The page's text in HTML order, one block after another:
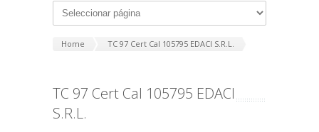
Home TC 97 Cert Cal 105795 EDACI S.R.L.
TC 97 Cert Cal 105795 EDACI
S.R.L.